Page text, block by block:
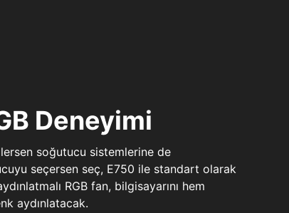
Deneyimi
soğutucu sistemlerine de
seçersen seç, E750 ile standart olarak
RGB fan, bilgisayarını hem
aydınlatacak.